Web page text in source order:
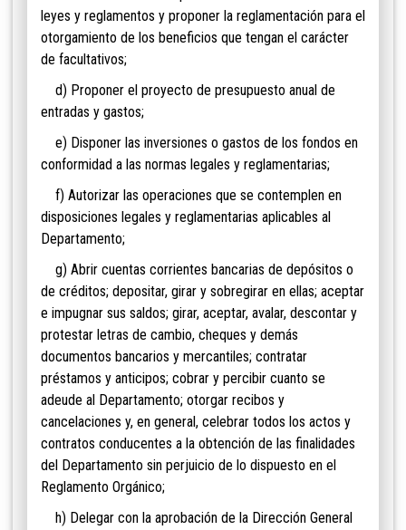
leyes y reglamentos y proponer la reglamentación para el
otorgamiento de los beneficios que tengan el carácter
de facultativos;
d) Proponer el proyecto de presupuesto anual de
entradas y gastos;
e) Disponer las inversiones o gastos de los fondos en
conformidad a las normas legales y reglamentarias;
f) Autorizar las operaciones que se contemplen en
disposiciones legales y reglamentarias aplicables al
Departamento;
g) Abrir cuentas corrientes bancarias de depósitos o
de créditos; depositar, girar y sobregirar en ellas; aceptar
e impugnar sus saldos; girar, aceptar, avalar, descontar y
protestar letras de cambio, cheques y demás
documentos bancarios y mercantiles; contratar
préstamos y anticipos; cobrar y percibir cuanto se
adeude al Departamento; otorgar recibos y
cancelaciones y, en general, celebrar todos los actos y
contratos conducentes a la obtención de las finalidades
del Departamento sin perjuicio de lo dispuesto en el
Reglamento Orgánico;
h) Delegar con la aprobación de la Dirección General